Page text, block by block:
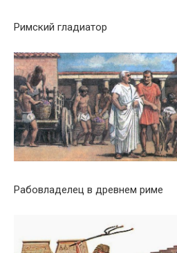
Римский гладиатор
Рабовладелец в древнем риме